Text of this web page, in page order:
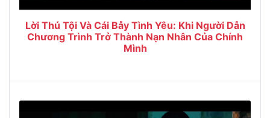
Lời Thú Tội Và Cái Bẫy Tình Yêu: Khi Người Dẫn
Chương Trình Trở Thành Nạn Nhân Của Chính
Mình